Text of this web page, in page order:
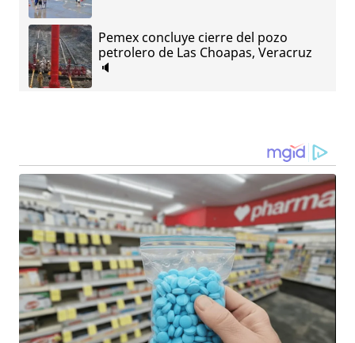
Pemex concluye cierre del pozo
petrolero de Las Choapas, Veracruz
🔈